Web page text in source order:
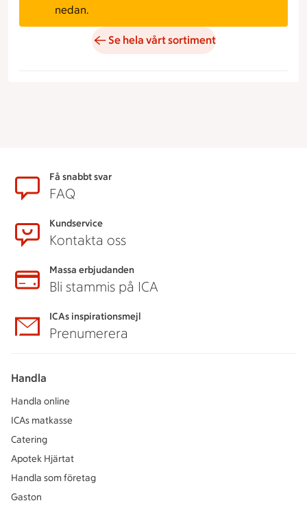
nedan.
Se hela vårt sortiment
SidfotFå snabbt svar
FAQ
Kundservice
Kontakta oss
Massa erbjudanden
Bli stammis på ICA
ICAs inspirationsmejl
Prenumerera
Handla
Handla online
ICAs matkasse
Catering
Apotek Hjärtat
Handla som företag
Gaston